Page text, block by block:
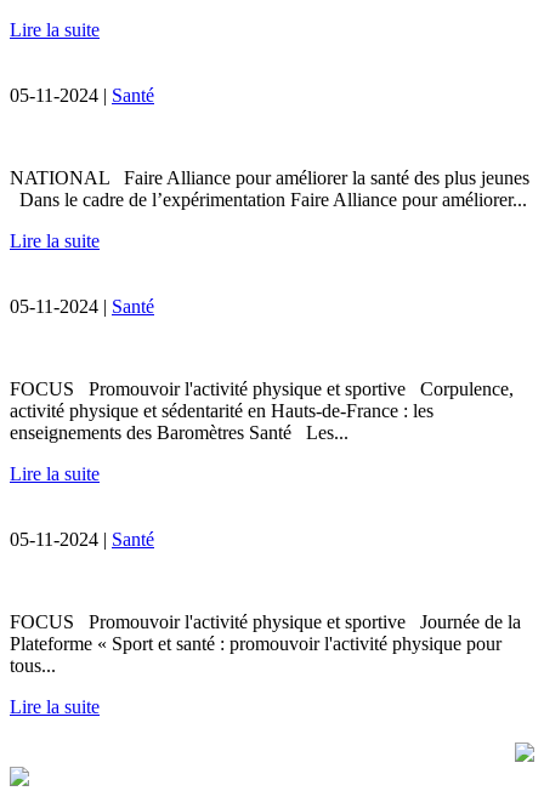
Lire la suite
05-11-2024 | Santé
NATIONAL Faire Alliance pour améliorer la santé des plus jeunes
Dans le cadre de l’expérimentation Faire Alliance pour améliorer...
Lire la suite
05-11-2024 | Santé
FOCUS Promouvoir l'activité physique et sportive Corpulence,
activité physique et sédentarité en Hauts-de-France : les
enseignements des Baromètres Santé Les...
Lire la suite
05-11-2024 | Santé
FOCUS Promouvoir l'activité physique et sportive Journée de la
Plateforme « Sport et santé : promouvoir l'activité physique pour
tous...
Lire la suite